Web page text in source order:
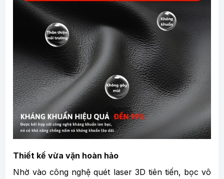
Thiết kế vừa vặn hoàn hảo
Nhờ vào công nghệ quét laser 3D tiên tiến, bọc vô